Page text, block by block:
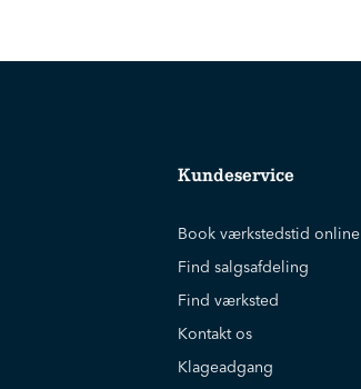
Kundeservice
Book værkstedstid online
Find salgsafdeling
Find værksted
Kontakt os
Klageadgang